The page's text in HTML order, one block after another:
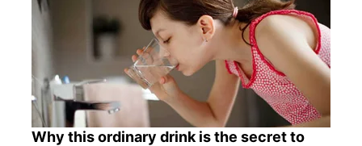
Why this ordinary drink is the secret to